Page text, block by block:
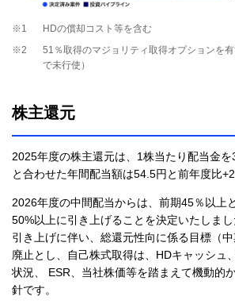
※1
HDの償却コスト等を含む
※2
51％取得のマジョリティ取得オプションを
で未行使）
株主還元
2025年度の株主還元は、1株当たり配当金
と合わせた年間配当額は54.5円と前年度比
2026年度の中間配当からは、前期45％以上
50%以上に引き上げることを決定いたしま
引き上げに伴い、総還元性向に係る目標（
廃止とし、自己株式取得は、HDキャッシュ
状況、 ESR、当社株価等を踏まえて機動的
針です。​